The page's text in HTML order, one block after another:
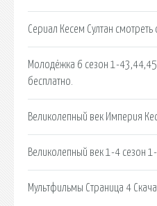
Сериал Кесем Султан
Молодёжка 6 сезон 1-43,44,45
бесплатно.
Великолепный век Империя
Великолепный век 1-4 сезон
Мультфильмы Страница 4